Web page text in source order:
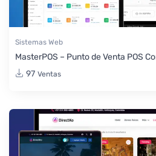
Sistemas Web
MasterPOS – Punto de Venta POS
97 Ventas